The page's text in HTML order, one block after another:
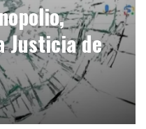
Justicia de